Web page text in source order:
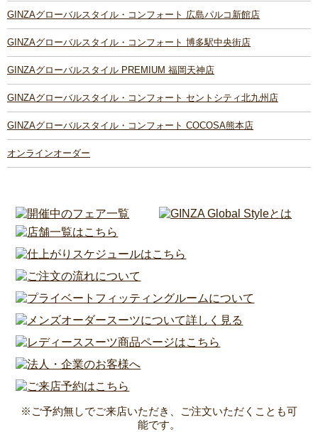
GINZAグローバルスタイル・コンフォート 広島パルコ新館店
GINZAグローバルスタイル・コンフォート 博多駅中央街店
GINZAグローバルスタイル PREMIUM 福岡天神店
GINZAグローバルスタイル・コンフォート セントシティ北九州店
GINZAグローバルスタイル・コンフォート COCOSA熊本店
オンラインオーダー
※ご予約無しでご来店いただき、ご注文いただくことも可
能です。